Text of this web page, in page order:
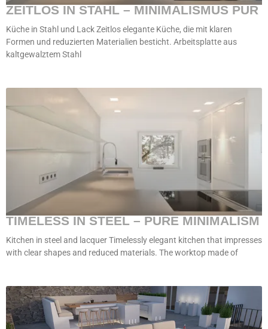
ZEITLOS IN STAHL – MINIMALISMUS PUR
Küche in Stahl und Lack Zeitlos elegante Küche, die mit klaren
Formen und reduzierten Materialien besticht. Arbeitsplatte aus
kaltgewalztem Stahl
TIMELESS IN STEEL – PURE MINIMALISM
Kitchen in steel and lacquer Timelessly elegant kitchen that impresses
with clear shapes and reduced materials. The worktop made of